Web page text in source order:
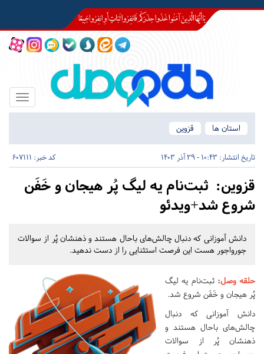
Toggle
استان ها
قزوین
تاریخ انتشار: 10:43 - 29 آذر 1403 کد خبر: 607111
قزوین: ثبت‌نام یه لیگ پُر هیجان و خَفَن
شروع شد+ویدئو
دانش آموزانی که دنبال چالش‌های باحال هستند و ذهنشان پُر از سوالات
جورواجور هست این فرصت استثنایی را از دست ندهید.
حلقه وصل: ثبت‌نام یه لیگ
پُر هیجان و خَفَن شروع شد.
دانش آموزانی که دنبال
چالش‌های باحال هستند و
ذهنشان پُر از سوالات